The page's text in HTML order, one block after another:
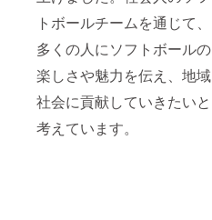
トボールチームを通じて、
多くの人にソフトボールの
楽しさや魅力を伝え、地域
社会に貢献していきたいと
考えています。